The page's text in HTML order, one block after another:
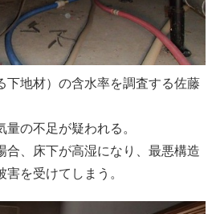
下地材）の含水率を調査する佐藤
の不足が疑われる。
合、床下が高湿になり、最悪構造
を受けてしまう。